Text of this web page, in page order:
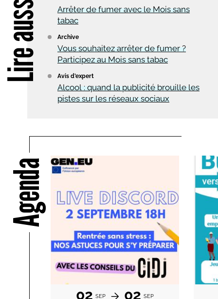
Arrêter de fumer avec le Mois sans
tabac
Archive
Vous souhaitez arrêter de fumer ?
Participez au Mois sans tabac
Avis d’expert
Alcool : quand la publicité brouille les
pistes sur les réseaux sociaux
Agenda
02 SEP 02 SEP